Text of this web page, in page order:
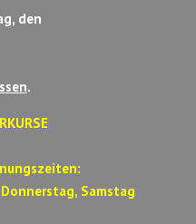
den
.
Samstag